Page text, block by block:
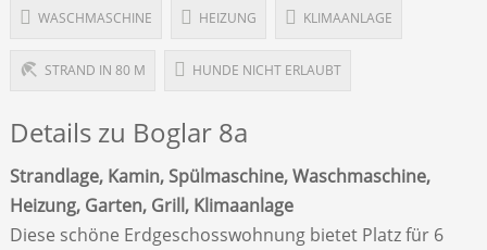
WASCHMASCHINE HEIZUNG KLIMAANLAGE
STRAND IN 80 M HUNDE NICHT ERLAUBT
Details zu Boglar 8a
Strandlage, Kamin, Spülmaschine, Waschmaschine,
Heizung, Garten, Grill, Klimaanlage
Diese schöne Erdgeschosswohnung bietet Platz für 6